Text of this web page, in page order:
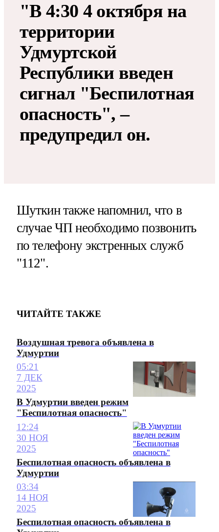
"В 4:30 4 октября на
территории
Удмуртской
Республики введен
сигнал "Беспилотная
опасность", –
предупредил он.
Шуткин также напомнил, что в
случае ЧП необходимо позвонить
по телефону экстренных служб
"112".
ЧИТАЙТЕ ТАКЖЕ
Воздушная тревога объявлена в
Удмуртии
05:21
7 ДЕК
2025
В Удмуртии введен режим
"Беспилотная опасность"
12:24
30 НОЯ
2025
Беспилотная опасность объявлена в
Удмуртии
03:34
14 НОЯ
2025
Беспилотная опасность объявлена в